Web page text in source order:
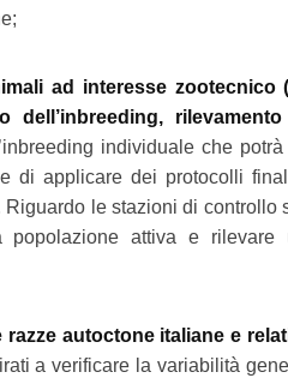
ad interesse zootecnico
dell’inbreeding,
individuale che
di applicare dei protocolli
le stazioni di controllo
attiva e rilevare
autoctone italiane e
a verificare la variabilità